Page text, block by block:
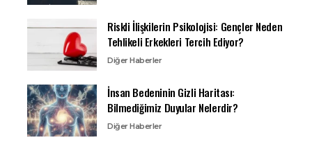
Riskli İlişkilerin Psikolojisi: Gençler Neden
Tehlikeli Erkekleri Tercih Ediyor?
Diğer Haberler
İnsan Bedeninin Gizli Haritası:
Bilmediğimiz Duyular Nelerdir?
Diğer Haberler